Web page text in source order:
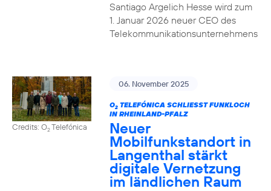
Santiago Argelich Hesse wird zum
1. Januar 2026 neuer CEO des
Telekommunikationsunternehmens
Credits: O2Telefónica
06. November 2025
O2TELEFÓNICA SCHLIESST FUNKLOCH I
N RHEINLAND-PFALZ
Neuer
Mobilfunkstandort in
Langenthal stärkt
digitale Vernetzung
im ländlichen Raum